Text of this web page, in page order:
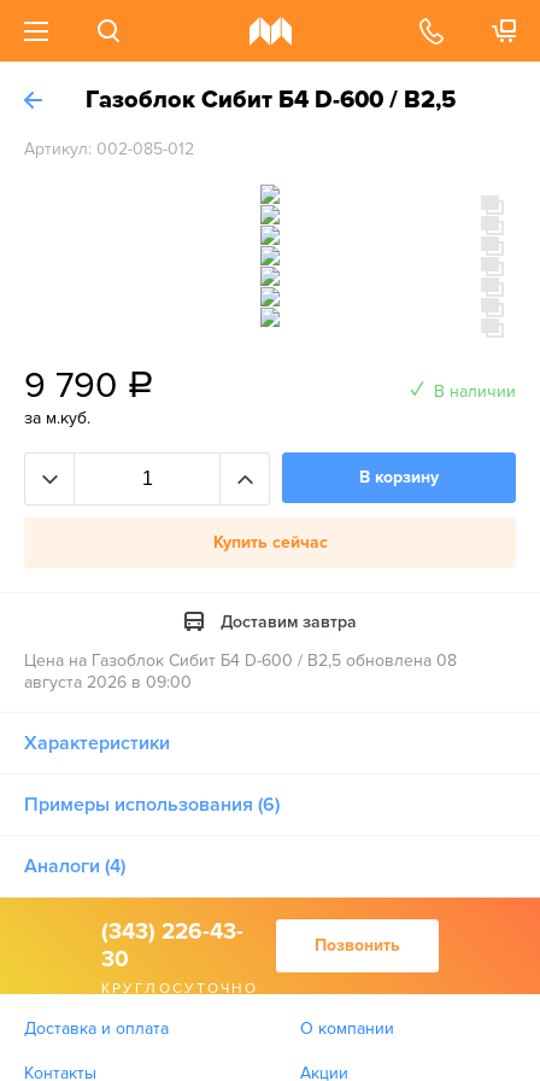
Газоблок Сибит Б4 D-600 / B2,5
Артикул: 002-085-012
9 790 a
за м.куб.
В наличии
В корзину
Купить сейчас
Доставим завтра
Цена на Газоблок Сибит Б4 D-600 / B2,5 обновлена 08
августа 2026 в 09:00
Характеристики
Примеры использования (6)
Аналоги (4)
(343) 226-43-
30
КРУГЛОСУТОЧНО
Позвонить
Доставка и оплата О компании
Контакты Акции